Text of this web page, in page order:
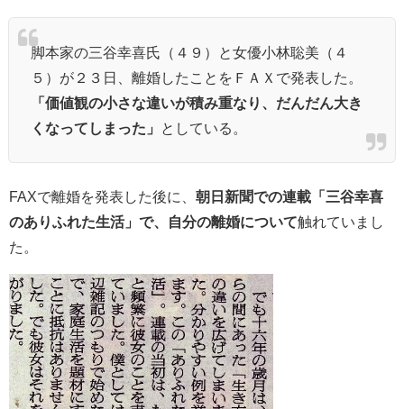
脚本家の三谷幸喜氏（４９）と女優小林聡美（４
５）が２３日、離婚したことをＦＡＸで発表した。
「価値観の小さな違いが積み重なり、だんだん大き
くなってしまった」
としている。
FAXで離婚を発表した後に、 朝日新聞での連載「三谷幸喜
のありふれた生活」で、自分の離婚について触れていまし
た。